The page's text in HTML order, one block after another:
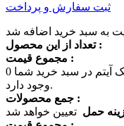
ثبت سفارش و پرداخت
به سبد خرید اضافه شد
تعداد از این محصول :
مجموع قیمت :
0 آیتم در سبد خرید شما
وجود دارد.
جمع محصولات :
حمل تعیین خواهد شد